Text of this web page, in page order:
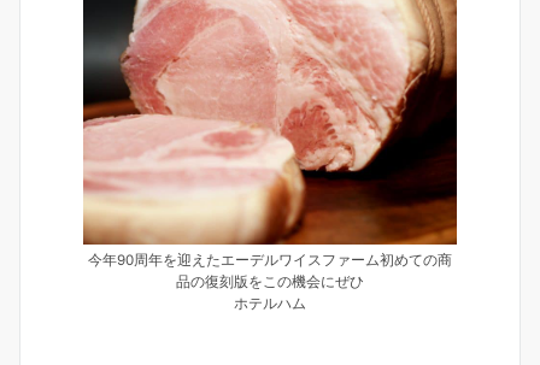
今年90周年を迎えたエーデルワイスファーム初めての商
品の復刻版をこの機会にぜひ
ホテルハム